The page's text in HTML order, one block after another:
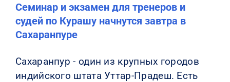
Семинар и экзамен для тренеров и
судей по Курашу начнутся завтра в
Сахаранпуре
Сахаранпур - один из крупных городов
индийского штата Уттар-Прадеш. Есть